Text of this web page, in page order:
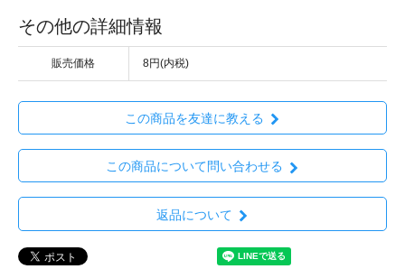
その他の詳細情報
販売価格 8円(内税)
この商品を友達に教える
この商品について問い合わせる
返品について